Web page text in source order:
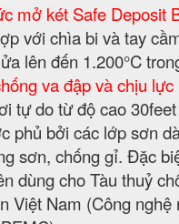
mở két Safe Deposit
với chìa bi và tay
lên đến 1.200°C
va đập và chịu
tự do từ độ cao
phủ bởi các lớp sơn
sơn, chống gỉ. Đặc
dùng cho Tàu thuỷ
Việt Nam (Công nghệ